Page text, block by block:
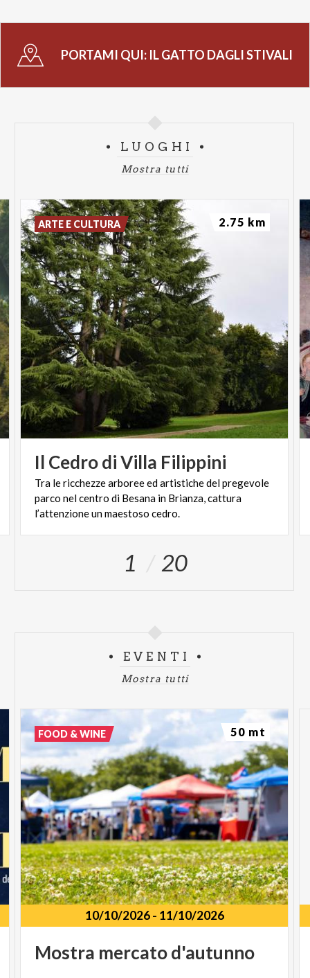
PORTAMI QUI: IL GATTO DAGLI STIVALI
LUOGHI
Mostra tutti
Il CedrodiVilla Filippini
Tra le ricchezze arboree ed artistiche del pregevole
parco nel centro di Besana in Brianza, cattura
l’attenzione un maestoso cedro.
ARTE E CULTURA 2.75 km
1 20
EVENTI
Mostra tutti
10/10/2026- 11/10/2026
Mostra mercatod'autunno
FOOD & WINE 50 mt